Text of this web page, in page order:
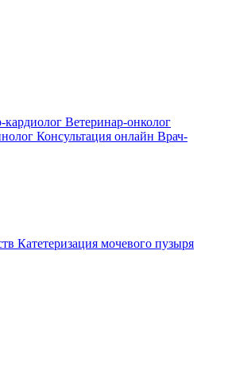
кардиолог Ветеринар-онколог
Консультация онлайн Врач-
Катетеризация мочевого пузыря